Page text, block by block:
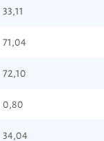
33,11
71,04
72,10
0,80
34,04